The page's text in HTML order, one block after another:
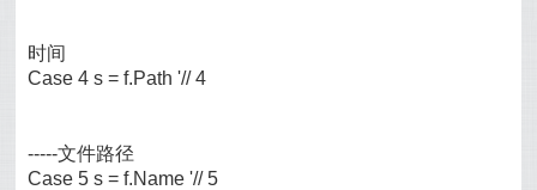
时间
Case 4 s = f.Path '// 4
-----文件路径
Case 5 s = f.Name '// 5